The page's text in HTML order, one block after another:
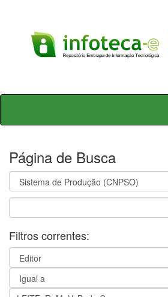
Skip
Página de Busca
Filtros correntes: